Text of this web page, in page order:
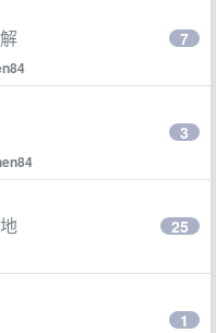
7
3
25
1